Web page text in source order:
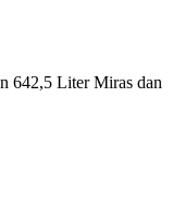
642,5 Liter Miras dan